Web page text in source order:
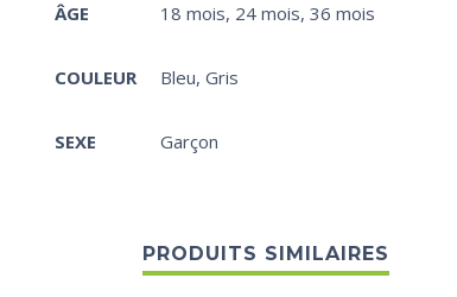
ÂGE 18 mois, 24 mois, 36 mois
COULEUR Bleu, Gris
SEXE Garçon
PRODUITS SIMILAIRES